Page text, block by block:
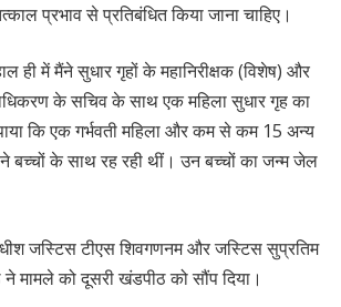
प्रभाव से प्रतिबंधित किया जाना चाहिए।
ही में मैंने सुधार गृहों के महानिरीक्षक (विशेष) और
के सचिव के साथ एक महिला सुधार गृह का
कि एक गर्भवती महिला और कम से कम 15 अन्य
बच्चों के साथ रह रही थीं। उन बच्चों का जन्म जेल
जस्टिस टीएस शिवगणनम और जस्टिस सुप्रतिम
ने मामले को दूसरी खंडपीठ को सौंप दिया।